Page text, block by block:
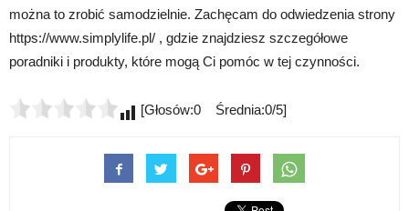
można to zrobić samodzielnie. Zachęcam do odwiedzenia strony
https://www.simplylife.pl/ , gdzie znajdziesz szczegółowe
poradniki i produkty, które mogą Ci pomóc w tej czynności.
[Głosów:0 Średnia:0/5]